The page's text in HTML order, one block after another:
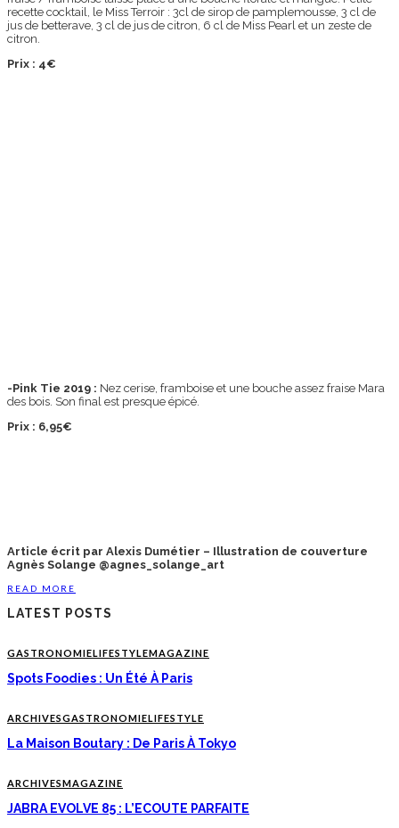
recette cocktail, le Miss Terroir : 3cl de sirop de pamplemousse, 3 cl de
jus de betterave, 3 cl de jus de citron, 6 cl de Miss Pearl et un zeste de
citron.
Prix : 4€
-Pink Tie 2019 : Nez cerise, framboise et une bouche assez fraise Mara
des bois. Son final est presque épicé.
Prix : 6,95€
Article écrit par Alexis Dumétier – Illustration de couverture
Agnès Solange @agnes_solange_art
READ MORE
LATEST POSTS
GASTRONOMIELIFESTYLEMAGAZINE
Spots Foodies : Un Été À Paris
ARCHIVESGASTRONOMIELIFESTYLE
La Maison Boutary : De Paris À Tokyo
ARCHIVESMAGAZINE
JABRA EVOLVE 85 : L’ECOUTE PARFAITE